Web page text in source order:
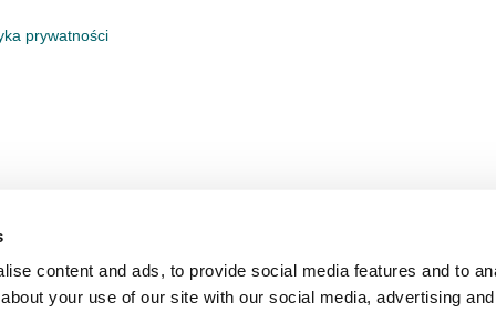
content and ads, to provide social media features and to
your use of our site with our social media, advertising
prywatności